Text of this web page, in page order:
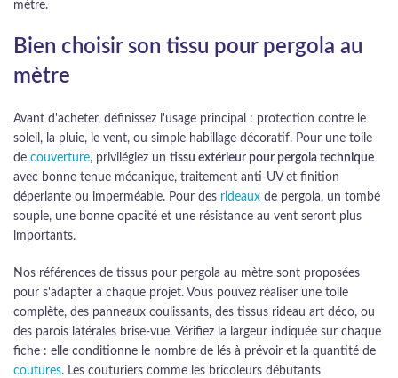
mètre.
Bien choisir son tissu pour pergola au
mètre
Avant d'acheter, définissez l'usage principal : protection contre le
soleil, la pluie, le vent, ou simple habillage décoratif. Pour une toile
de couverture, privilégiez un tissu extérieur pour pergola technique
avec bonne tenue mécanique, traitement anti-UV et finition
déperlante ou imperméable. Pour des rideaux de pergola, un tombé
souple, une bonne opacité et une résistance au vent seront plus
importants.
Nos références de tissus pour pergola au mètre sont proposées
pour s'adapter à chaque projet. Vous pouvez réaliser une toile
complète, des panneaux coulissants, des tissus rideau art déco, ou
des parois latérales brise-vue. Vérifiez la largeur indiquée sur chaque
fiche : elle conditionne le nombre de lés à prévoir et la quantité de
coutures. Les couturiers comme les bricoleurs débutants